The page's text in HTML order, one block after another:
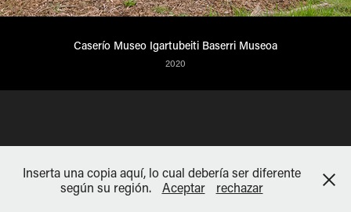
Caserío Museo Igartubeiti Baserri Museoa
2020
Inserta una copia aquí, lo cual debería ser diferente
según su región.
Aceptar rechazar